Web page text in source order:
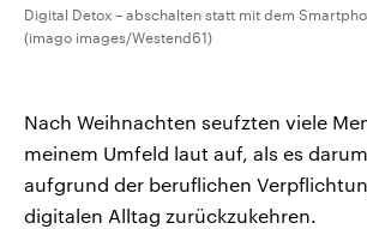
Digital Detox – abschalten statt mit dem
(imago images/Westend61)
Nach Weihnachten seufzten viele
meinem Umfeld laut auf, als es
aufgrund der beruflichen
digitalen Alltag zurückzukehren.